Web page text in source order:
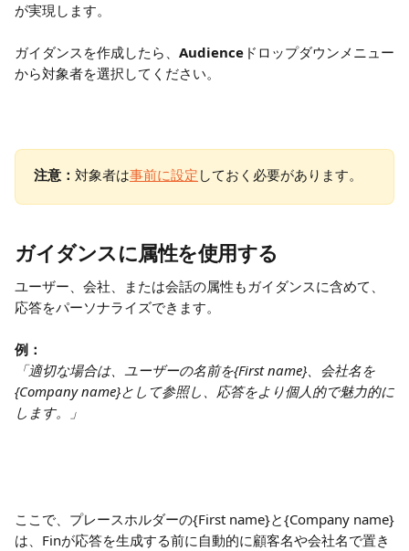
が実現します。
ガイダンスを作成したら、 Audience ドロップダウンメニュー
から対象者を選択してください。
注意： 対象者は事前に設定 しておく必要があります。
ガイダンスに属性を使用する
ユーザー、会社、または会話の属性もガイダンスに含めて、
応答をパーソナライズできます。
例：
「適切な場合は、ユーザーの名前を{First name}、会社名を
{Company name}として参照し、応答をより個人的で魅力的に
します。」
ここで、プレースホルダーの{First name}と{Company name}
は、Finが応答を生成する前に自動的に顧客名や会社名で置き